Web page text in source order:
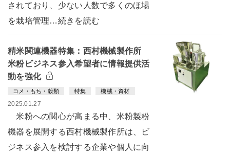
されており、少ない人数で多くのほ場
を栽培管理…続きを読む
精米関連機器特集：西村機械製作所
米粉ビジネス参入希望者に情報提供活
動を強化
コメ・もち・穀類 特集 機械・資材
2025.01.27
米粉への関心が高まる中、米粉製粉
機器を展開する西村機械製作所は、ビ
ジネス参入を検討する企業や個人に向